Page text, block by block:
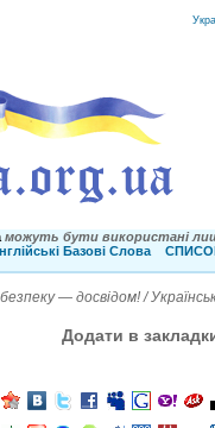
можуть бути використані
Базові Слова
— досвідом! /
Додати в